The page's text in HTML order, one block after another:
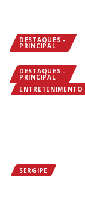
DESTAQUES -
PRINCIPAL
DESTAQUES -
PRINCIPAL
ENTRETENIMENTO
SERGIPE